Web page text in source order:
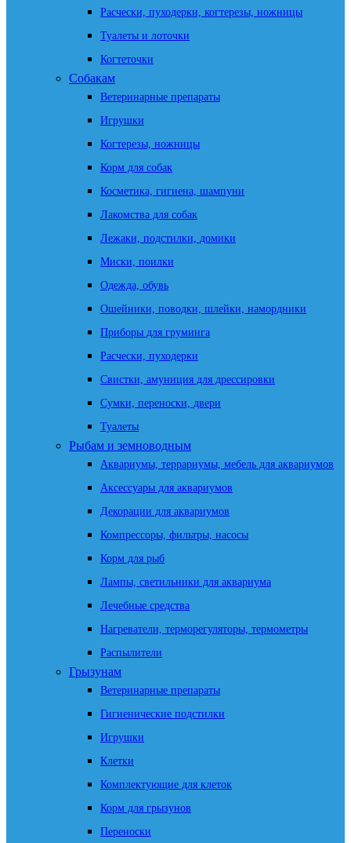
Расчески, пуходерки, когтерезы, ножницы
Туалеты и лоточки
Когтеточки
Собакам
Ветеринарные препараты
Игрушки
Когтерезы, ножницы
Корм для собак
Косметика, гигиена, шампуни
Лакомства для собак
Лежаки, подстилки, домики
Миски, поилки
Одежда, обувь
Ошейники, поводки, шлейки, намордники
Приборы для груминга
Расчески, пуходерки
Свистки, амуниция для дрессировки
Сумки, переноски, двери
Туалеты
Рыбам и земноводным
Аквариумы, террариумы, мебель для аквариумов
Аксессуары для аквариумов
Декорации для аквариумов
Компрессоры, фильтры, насосы
Корм для рыб
Лампы, светильники для аквариума
Лечебные средства
Нагреватели, терморегуляторы, термометры
Распылители
Грызунам
Ветеринарные препараты
Гигиенические подстилки
Игрушки
Клетки
Комплектующие для клеток
Корм для грызунов
Переноски